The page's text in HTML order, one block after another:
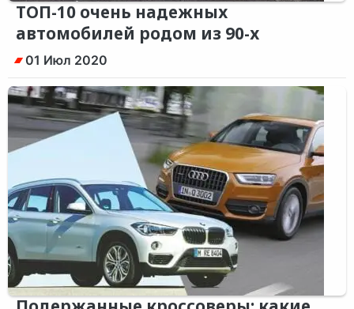
ТОП-10 очень надежных
автомобилей родом из 90-х
01 Июл 2020